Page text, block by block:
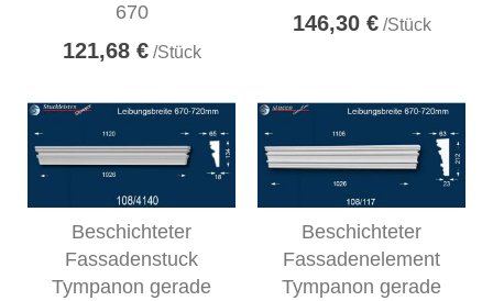
670
121,68 €/Stück
146,30 €/Stück
Beschichteter
Fassadenstuck
Tympanon gerade
Beschichteter
Fassadenelement
Tympanon gerade